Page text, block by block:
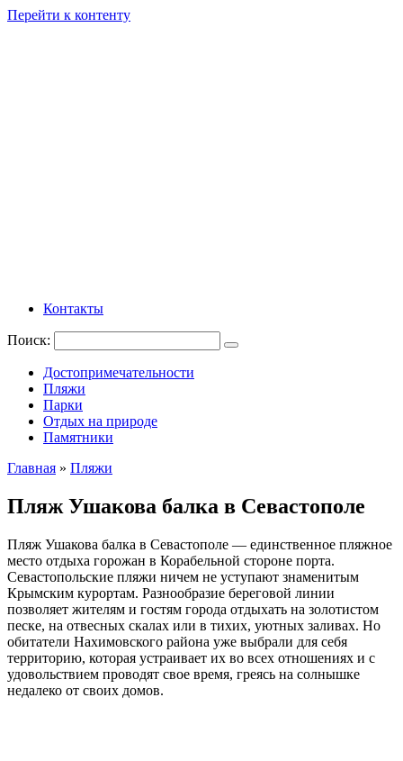
Перейти к контенту
Контакты
Поиск:
Достопримечательности
Пляжи
Парки
Отдых на природе
Памятники
Главная » Пляжи
Пляж Ушакова балка в Севастополе
Пляж Ушакова балка в Севастополе — единственное пляжное
место отдыха горожан в Корабельной стороне порта.
Севастопольские пляжи ничем не уступают знаменитым
Крымским курортам. Разнообразие береговой линии
позволяет жителям и гостям города отдыхать на золотистом
песке, на отвесных скалах или в тихих, уютных заливах. Но
обитатели Нахимовского района уже выбрали для себя
территорию, которая устраивает их во всех отношениях и с
удовольствием проводят свое время, греясь на солнышке
недалеко от своих домов.